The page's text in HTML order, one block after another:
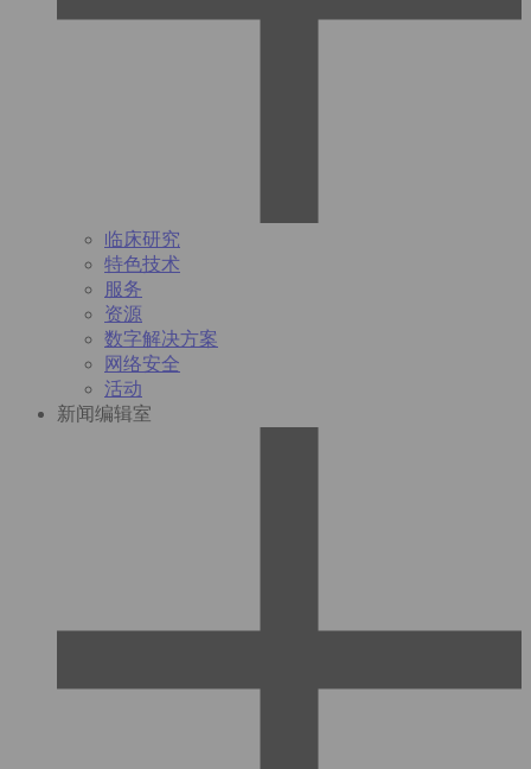
临床研究
特色技术
服务
资源
数字解决方案
网络安全
活动
新闻编辑室